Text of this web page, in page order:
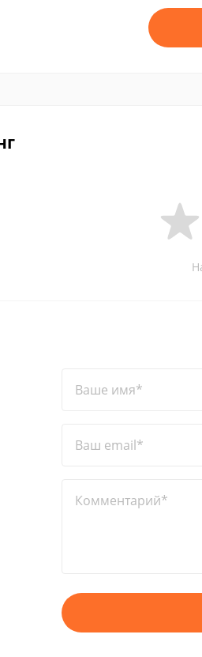
Ваше имя*
Ваш email*
Комментарий*